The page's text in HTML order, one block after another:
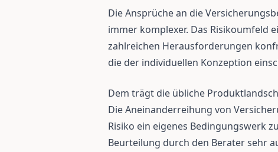
Die Ansprüche an die
immer komplexer. Das Risikoumfeld
zahlreichen Herausforderungen
die der individuellen Konzeption
Dem trägt die übliche
Die Aneinanderreihung von
Risiko ein eigenes Bedingungswerk
Beurteilung durch den Berater sehr